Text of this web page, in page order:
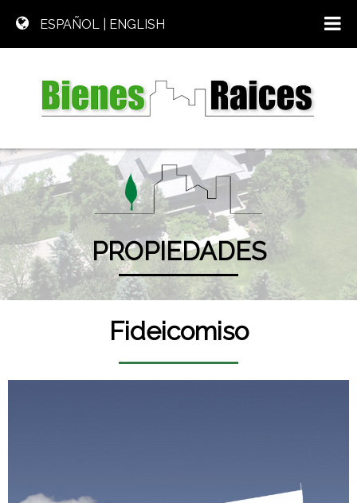
ESPAÑOL ENGLISH
PROPIEDADES
Fideicomiso